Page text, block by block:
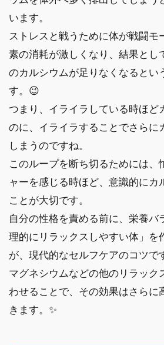
います。
ストレスと戦うために体が戦闘モ
素の消耗が激しくなり、結果とし
のカルシウムが足りなくなるとい
す。😉
つまり、イライラしている時ほど
のに、イライラすることでさらに
しまうのですね。
このループを断ち切るためには、
ャーを感じる時ほど、意識的にカ
ことが大切です。
自分の性格を責める前に、栄養バ
理的にリラックスしやすい体」を
が、現代的なセルフケアのコツで
マグネシウムなどの他のリラック
わせることで、その効果はさらに
きます。✨